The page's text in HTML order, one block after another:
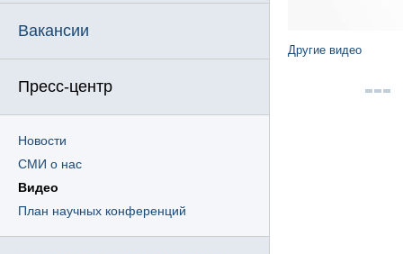
Вакансии
Пресс-центр
Новости
СМИ о нас
Видео
План научных конференций
Другие видео